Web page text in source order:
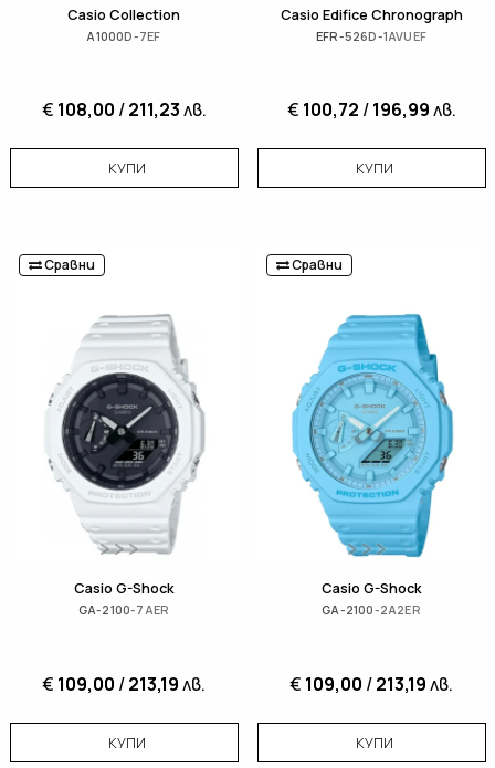
Casio Collection
A1000D-7EF
€ 108,00 /211,23лв.
КУПИ
Casio Edifice Chronograph
EFR-526D-1AVUEF
€ 100,72 /196,99лв.
КУПИ
Сравни
Casio G-Shock
GA-2100-7AER
€ 109,00 /213,19лв.
КУПИ
Сравни
Casio G-Shock
GA-2100-2A2ER
€ 109,00 /213,19лв.
КУПИ